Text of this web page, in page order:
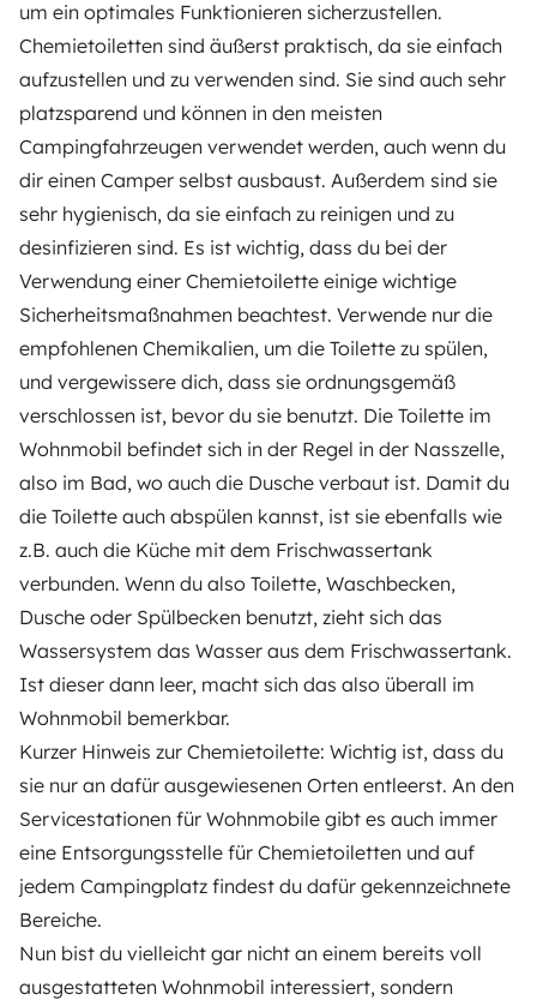
um ein optimales Funktionieren sicherzustellen.
Chemietoiletten sind äußerst praktisch, da sie einfach
aufzustellen und zu verwenden sind. Sie sind auch sehr
platzsparend und können in den meisten
Campingfahrzeugen verwendet werden, auch wenn du
dir einen Camper selbst ausbaust. Außerdem sind sie
sehr hygienisch, da sie einfach zu reinigen und zu
desinfizieren sind. Es ist wichtig, dass du bei der
Verwendung einer Chemietoilette einige wichtige
Sicherheitsmaßnahmen beachtest. Verwende nur die
empfohlenen Chemikalien, um die Toilette zu spülen,
und vergewissere dich, dass sie ordnungsgemäß
verschlossen ist, bevor du sie benutzt. Die Toilette im
Wohnmobil befindet sich in der Regel in der Nasszelle,
also im Bad, wo auch die Dusche verbaut ist. Damit du
die Toilette auch abspülen kannst, ist sie ebenfalls wie
z.B. auch die Küche mit dem Frischwassertank
verbunden. Wenn du also Toilette, Waschbecken,
Dusche oder Spülbecken benutzt, zieht sich das
Wassersystem das Wasser aus dem Frischwassertank.
Ist dieser dann leer, macht sich das also überall im
Wohnmobil bemerkbar.
Kurzer Hinweis zur Chemietoilette: Wichtig ist, dass du
sie nur an dafür ausgewiesenen Orten entleerst. An den
Servicestationen für Wohnmobile gibt es auch immer
eine Entsorgungsstelle für Chemietoiletten und auf
jedem Campingplatz findest du dafür gekennzeichnete
Bereiche.
Nun bist du vielleicht gar nicht an einem bereits voll
ausgestatteten Wohnmobil interessiert, sondern